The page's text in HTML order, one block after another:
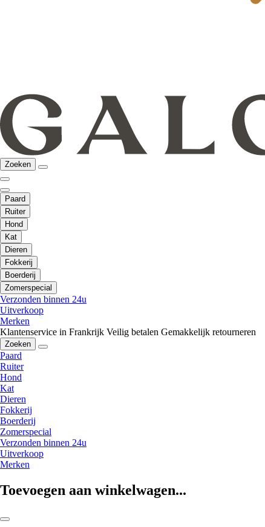
Zoeken
Paard
Ruiter
Hond
Kat
Dieren
Fokkerij
Boerderij
Zomerspecial
Verzonden binnen 24u
Uitverkoop
Merken
Klantenservice in Frankrijk Veilig betalen Gemakkelijk retourneren
Zoeken
Paard
Ruiter
Hond
Kat
Dieren
Fokkerij
Boerderij
Zomerspecial
Verzonden binnen 24u
Uitverkoop
Merken
Toevoegen aan winkelwagen...